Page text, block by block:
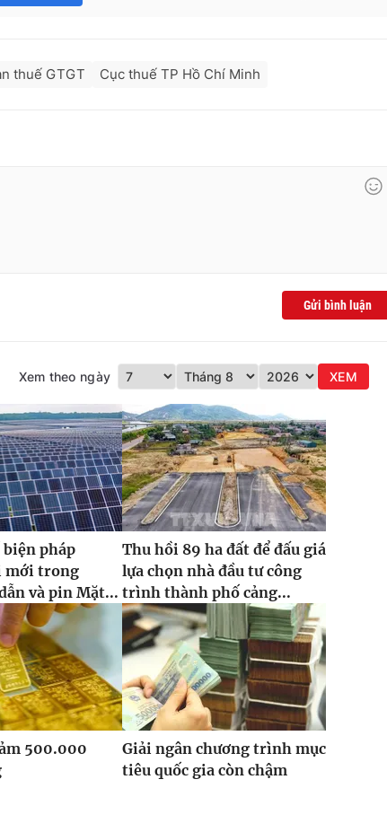
thuế GTGT Cục thuế TP Hồ Chí Minh
Gửi bình luận
Xem theo ngày XEM
biện pháp
mới trong
và pin Mặt...
Thu hồi 89 ha đất để đấu giá
lựa chọn nhà đầu tư công
trình thành phố cảng...
500.000
Giải ngân chương trình mục
tiêu quốc gia còn chậm